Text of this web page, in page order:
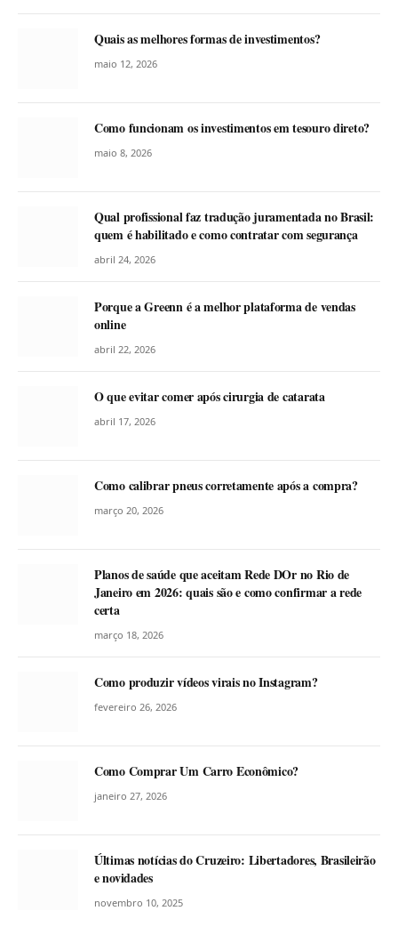
Quais as melhores formas de investimentos?
maio 12, 2026
Como funcionam os investimentos em tesouro direto?
maio 8, 2026
Qual profissional faz tradução juramentada no Brasil:
quem é habilitado e como contratar com segurança
abril 24, 2026
Porque a Greenn é a melhor plataforma de vendas
online
abril 22, 2026
O que evitar comer após cirurgia de catarata
abril 17, 2026
Como calibrar pneus corretamente após a compra?
março 20, 2026
Planos de saúde que aceitam Rede DOr no Rio de
Janeiro em 2026: quais são e como confirmar a rede
certa
março 18, 2026
Como produzir vídeos virais no Instagram?
fevereiro 26, 2026
Como Comprar Um Carro Econômico?
janeiro 27, 2026
Últimas notícias do Cruzeiro: Libertadores, Brasileirão
e novidades
novembro 10, 2025